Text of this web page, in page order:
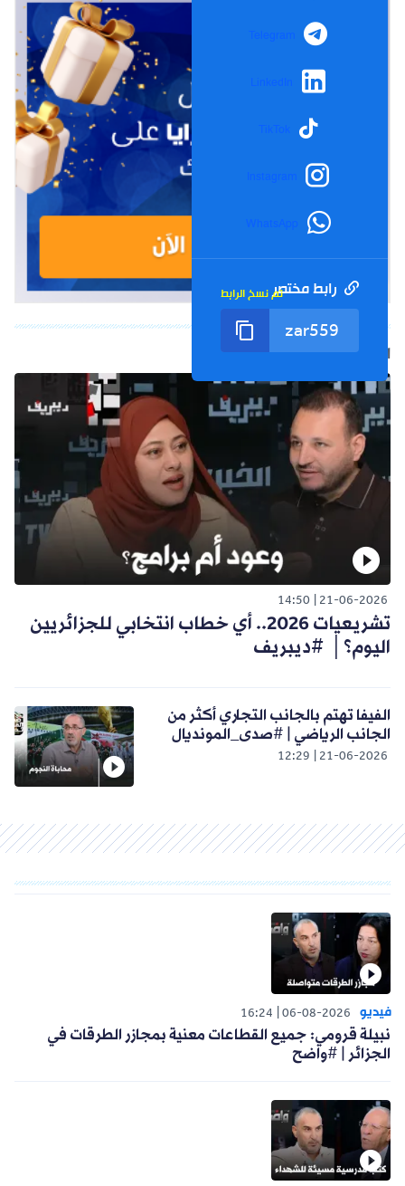
Telegram
LinkedIn
TikTok
Instagram
WhatsApp
رابط مختصرتم نسخ الرابط
الفيديو التالي
21-06-2026
14:50
تشريعيات 2026.. أي خطاب انتخابي للجزائريين
اليوم؟│ #ديبريف
21-06-2026
12:29
الفيفا تهتم بالجانب التجاري أكثر من
الجانب الرياضي | #صدى_المونديال
فيديو 06-08-2026
16:24
نبيلة قرومي: جميع القطاعات معنية بمجازر الطرقات في
الجزائر | #واضح